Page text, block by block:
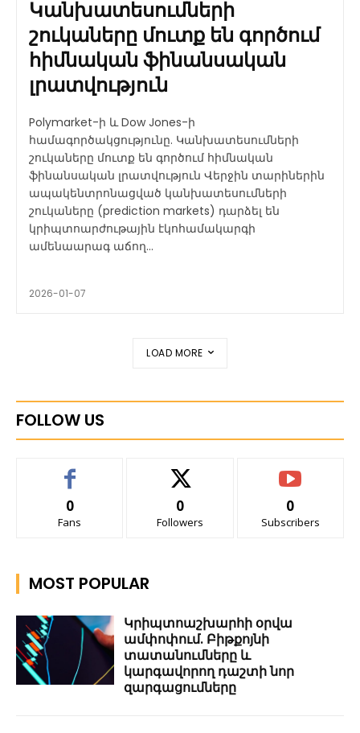
Կանխատեսումների
շուկաները մուտք են գործում
հիմնական ֆինանսական
լրատվություն
Polymarket-ի և Dow Jones-ի
համագործակցությունը. Կանխատեսումների
շուկաները մուտք են գործում հիմնական
ֆինանսական լրատվություն Վերջին տարիներին
ապակենտրոնացված կանխատեսումների
շուկաները (prediction markets) դարձել են
կրիպտոարժութային էկոհամակարգի
ամենաարագ աճող...
2026-01-07
LOAD MORE
FOLLOW US
0
Fans
0
Followers
0
Subscribers
MOST POPULAR
Կրիպտոաշխարհի օրվա
ամփոփում. Բիթքոյնի
տատանումները և
կարգավորող դաշտի նոր
զարգացումները